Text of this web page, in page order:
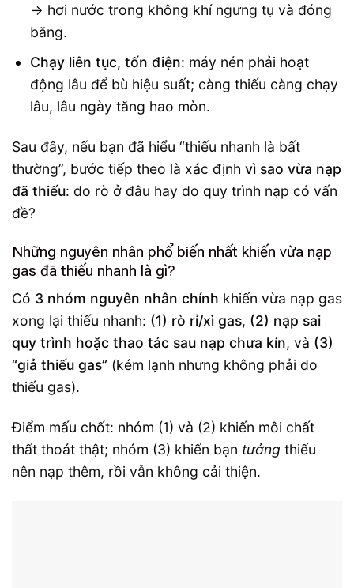
→ hơi nước trong không khí ngưng tụ và đóng
băng.
Chạy liên tục, tốn điện: máy nén phải hoạt
động lâu để bù hiệu suất; càng thiếu càng chạy
lâu, lâu ngày tăng hao mòn.
Sau đây, nếu bạn đã hiểu “thiếu nhanh là bất
thường”, bước tiếp theo là xác định vì sao vừa nạp
đã thiếu: do rò ở đâu hay do quy trình nạp có vấn
đề?
Những nguyên nhân phổ biến nhất khiến vừa nạp
gas đã thiếu nhanh là gì?
Có 3 nhóm nguyên nhân chính khiến vừa nạp gas
xong lại thiếu nhanh: (1) rò rỉ/xì gas, (2) nạp sai
quy trình hoặc thao tác sau nạp chưa kín, và (3)
“giả thiếu gas” (kém lạnh nhưng không phải do
thiếu gas).
Điểm mấu chốt: nhóm (1) và (2) khiến môi chất
thất thoát thật; nhóm (3) khiến bạn tưởng thiếu
nên nạp thêm, rồi vẫn không cải thiện.